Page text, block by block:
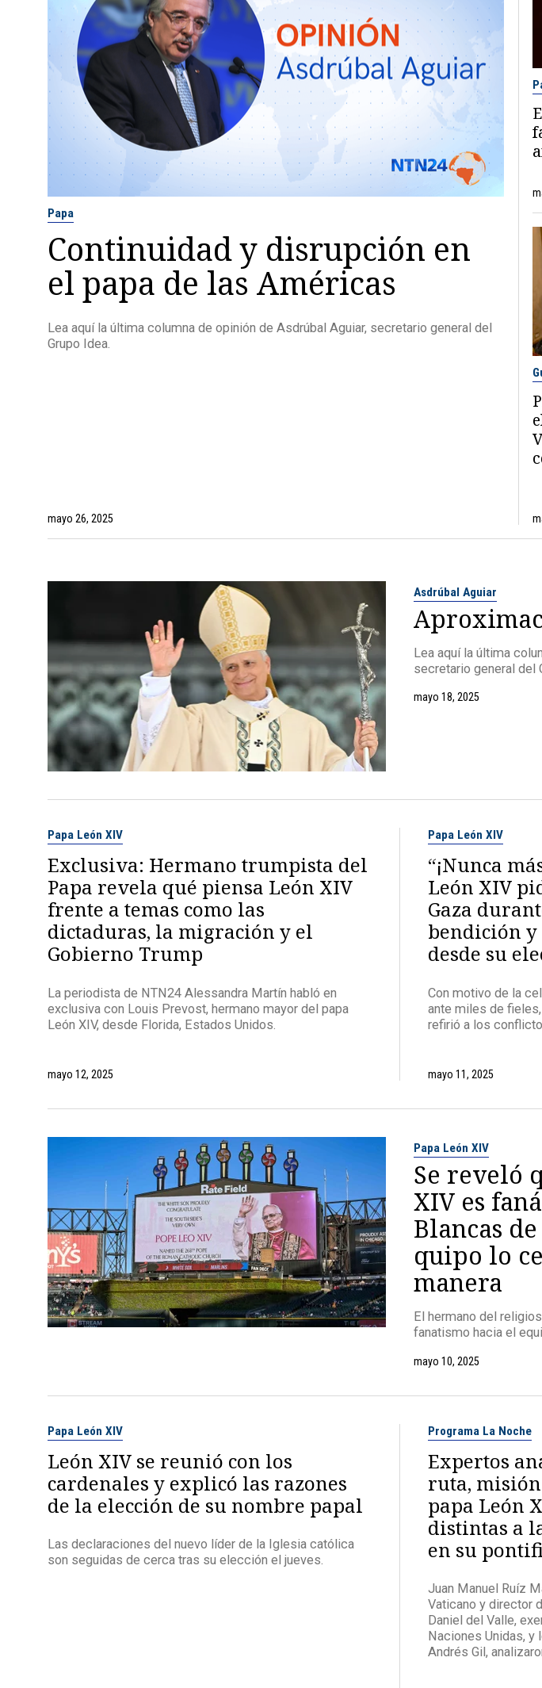
Papa
Continuidad y disrupción en
el papa de las Américas
Lea aquí la última columna de opinión de Asdrúbal Aguiar, secretario general del
Grupo Idea.
mayo 26, 2025
Asdrúbal Aguiar
Lea aquí la última
secretario general del
mayo 18, 2025
Papa León XIV
Exclusiva: Hermano trumpista del
Papa revela qué piensa León XIV
frente a temas como las
dictaduras, la migración y el
Gobierno Trump
La periodista de NTN24 Alessandra Martín habló en
exclusiva con Louis Prevost, hermano mayor del papa
León XIV, desde Florida, Estados Unidos.
mayo 12, 2025
Papa León XIV
“¡Nunca
León XIV
Gaza
bendición
desde su
Con motivo de la
ante miles de
refirió a los
mayo 11, 2025
Papa León XIV
Se reveló
XIV es
Blancas
quipo lo
manera
El hermano del
fanatismo hacia el
mayo 10, 2025
Papa León XIV
León XIV se reunió con los
cardenales y explicó las razones
de la elección de su nombre papal
Las declaraciones del nuevo líder de la Iglesia católica
son seguidas de cerca tras su elección el jueves.
Programa La Noche
Expertos
ruta,
papa León
distintas a
en su
Juan Manuel Ruíz
Vaticano y director
Daniel del Valle,
Naciones Unidas,
Andrés Gil,